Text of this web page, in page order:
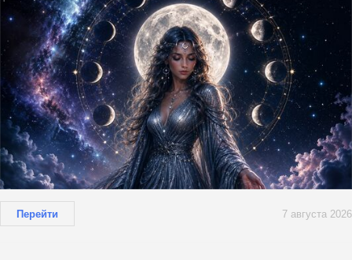
Перейти 7 августа 2026